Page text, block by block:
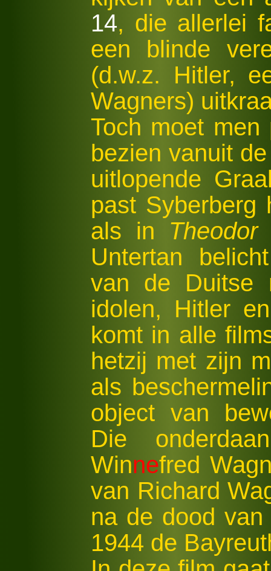
14, die allerlei
een blinde
(d.w.z. Hitler,
Wagners)
Toch moet
bezien vanuit
uitlopende
past Syberberg
als in Theodor
Untertan
van de Duitse
idolen, Hitler
komt in alle
hetzij met zijn
als
object van
Die
Winnefred
van Richard
na de dood
1944 de